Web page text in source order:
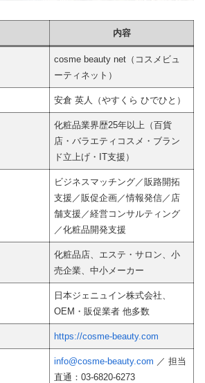
内容
cosme beauty net（コスメビュ
ーティネット）
安倉 英人（やすくら ひでひと）
化粧品業界歴25年以上（百貨
店・バラエティコスメ・ブラン
ド立上げ・IT支援）
ビジネスマッチング／販路開拓
支援／販促企画／情報発信／店
舗支援／経営コンサルティング
／化粧品開発支援
化粧品店、エステ・サロン、小
売企業、中小メーカー
日本ジェニュイン株式会社、
OEM・販促業者 他多数
https://cosme-beauty.com
info@cosme-beauty.com ／ 担当
直通：03-6820-6273